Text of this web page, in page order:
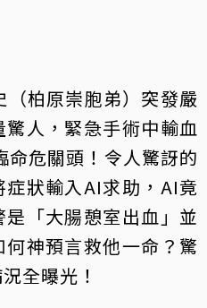
柏原崇胞弟）突發嚴
人，緊急手術中輸血
危關頭！令人驚訝的
狀輸入AI求助，AI竟
「大腸憩室出血」並
神預言救他一命？驚
全曝光！